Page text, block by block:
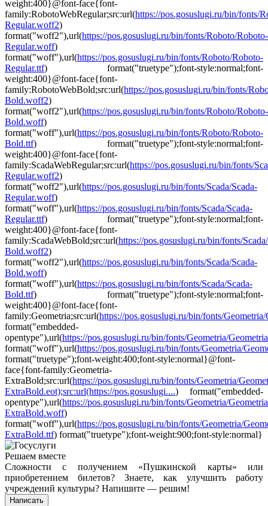
weight:400}@font-face{font-
family:RobotoWebRegular;src:url(https://pos.gosuslugi.ru/bin/fonts/
Regular.woff2)
format("woff2"),url(https://pos.gosuslugi.ru/bin/fonts/Roboto/Roboto-
Regular.woff)
format("woff"),url(https://pos.gosuslugi.ru/bin/fonts/Roboto/Roboto-
Regular.ttf) format("truetype");font-style:normal;font-
weight:400}@font-face{font-
family:RobotoWebBold;src:url(https://pos.gosuslugi.ru/bin/fonts/
Bold.woff2)
format("woff2"),url(https://pos.gosuslugi.ru/bin/fonts/Roboto/Roboto-
Bold.woff)
format("woff"),url(https://pos.gosuslugi.ru/bin/fonts/Roboto/Roboto-
Bold.ttf) format("truetype");font-style:normal;font-
weight:400}@font-face{font-
family:ScadaWebRegular;src:url(https://pos.gosuslugi.ru/bin/fonts/
Regular.woff2)
format("woff2"),url(https://pos.gosuslugi.ru/bin/fonts/Scada/Scada-
Regular.woff)
format("woff"),url(https://pos.gosuslugi.ru/bin/fonts/Scada/Scada-
Regular.ttf) format("truetype");font-style:normal;font-
weight:400}@font-face{font-
family:ScadaWebBold;src:url(https://pos.gosuslugi.ru/bin/fonts/
Bold.woff2)
format("woff2"),url(https://pos.gosuslugi.ru/bin/fonts/Scada/Scada-
Bold.woff)
format("woff"),url(https://pos.gosuslugi.ru/bin/fonts/Scada/Scada-
Bold.ttf) format("truetype");font-style:normal;font-
weight:400}@font-face{font-
family:Geometria;src:url(https://pos.gosuslugi.ru/bin/fonts/
format("embedded-
opentype"),url(https://pos.gosuslugi.ru/bin/fonts/Geometria/
format("woff"),url(https://pos.gosuslugi.ru/bin/fonts/Geometria/
format("truetype");font-weight:400;font-style:normal}@font-
face{font-family:Geometria-
ExtraBold;src:url(https://pos.gosuslugi.ru/bin/fonts/Geometria/
ExtraBold.eot);src:url(https://pos.gosuslugi....) format("embedded-
opentype"),url(https://pos.gosuslugi.ru/bin/fonts/Geometria/
ExtraBold.woff)
format("woff"),url(https://pos.gosuslugi.ru/bin/fonts/Geometria/
ExtraBold.ttf) format("truetype");font-weight:900;font-style:normal}
Решаем вместе
Сложности с получением «Пушкинской карты» или
приобретением билетов? Знаете, как улучшить работу
учреждений культуры? Напишите — решим!
Написать